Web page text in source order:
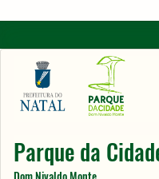
Parque da